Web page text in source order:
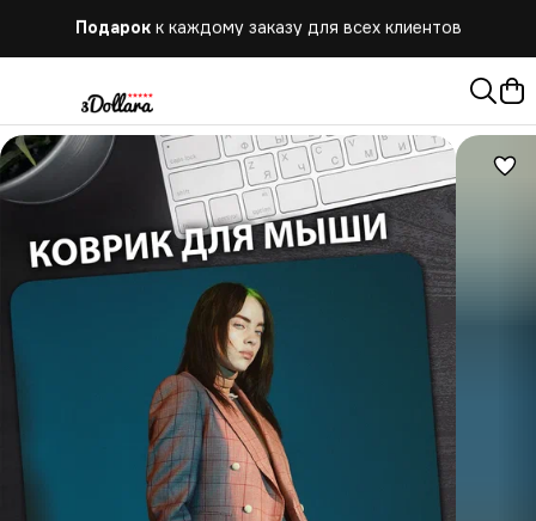
Бесплатная доставка при заказе от 10.000 руб.